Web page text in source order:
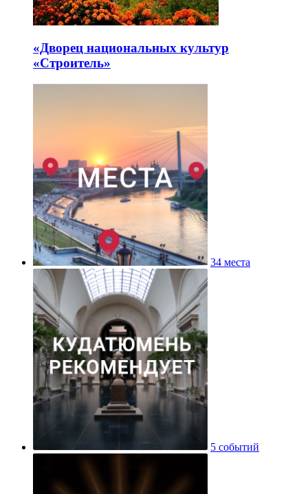
«Дворец национальных культур
«Строитель»
34 места
5 событий